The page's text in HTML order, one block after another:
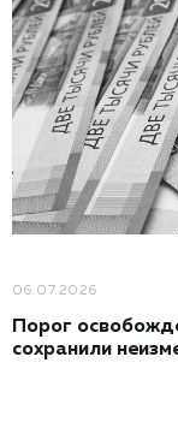
06.07.2026
Порог
сохранили